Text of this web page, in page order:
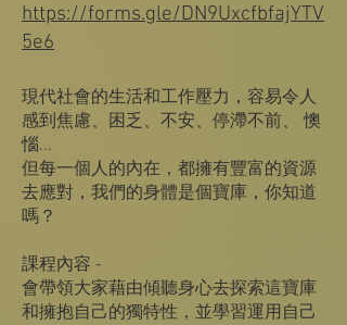
https://forms.gle/DN9UxcfbfajYTV
5e6
現代社會的生活和工作壓力，容易令人
感到焦慮、困乏、不安、停滯不前、 懊
惱...
但每一個人的內在，都擁有豐富的資源
去應對，我們的身體是個寶庫，你知道
嗎？
課程內容 -
會帶領大家藉由傾聽身心去探索這寶庫
和擁抱自己的獨特性，並學習運用自己